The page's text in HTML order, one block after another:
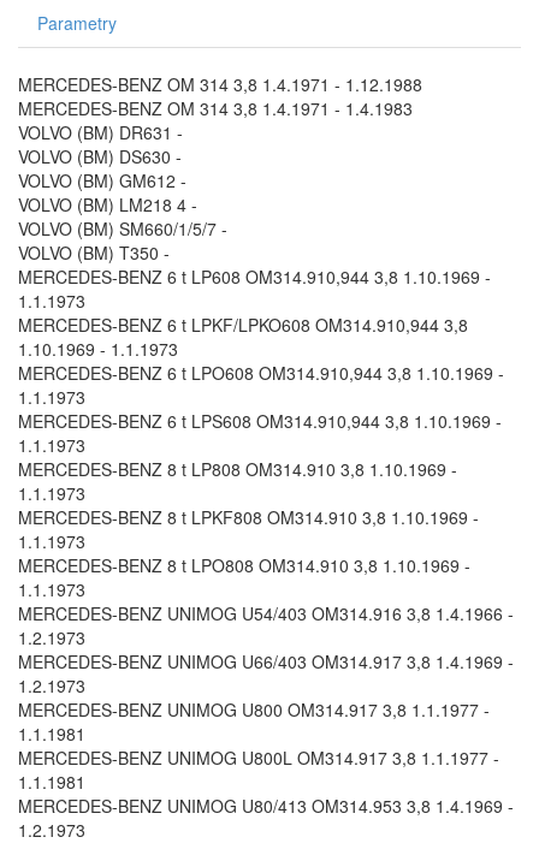
Parametry
MERCEDES-BENZ OM 314 3,8 1.4.1971 - 1.12.1988
MERCEDES-BENZ OM 314 3,8 1.4.1971 - 1.4.1983
VOLVO (BM) DR631 -
VOLVO (BM) DS630 -
VOLVO (BM) GM612 -
VOLVO (BM) LM218 4 -
VOLVO (BM) SM660/1/5/7 -
VOLVO (BM) T350 -
MERCEDES-BENZ 6 t LP608 OM314.910,944 3,8 1.10.1969 -
1.1.1973
MERCEDES-BENZ 6 t LPKF/LPKO608 OM314.910,944 3,8
1.10.1969 - 1.1.1973
MERCEDES-BENZ 6 t LPO608 OM314.910,944 3,8 1.10.1969 -
1.1.1973
MERCEDES-BENZ 6 t LPS608 OM314.910,944 3,8 1.10.1969 -
1.1.1973
MERCEDES-BENZ 8 t LP808 OM314.910 3,8 1.10.1969 -
1.1.1973
MERCEDES-BENZ 8 t LPKF808 OM314.910 3,8 1.10.1969 -
1.1.1973
MERCEDES-BENZ 8 t LPO808 OM314.910 3,8 1.10.1969 -
1.1.1973
MERCEDES-BENZ UNIMOG U54/403 OM314.916 3,8 1.4.1966 -
1.2.1973
MERCEDES-BENZ UNIMOG U66/403 OM314.917 3,8 1.4.1969 -
1.2.1973
MERCEDES-BENZ UNIMOG U800 OM314.917 3,8 1.1.1977 -
1.1.1981
MERCEDES-BENZ UNIMOG U800L OM314.917 3,8 1.1.1977 -
1.1.1981
MERCEDES-BENZ UNIMOG U80/413 OM314.953 3,8 1.4.1969 -
1.2.1973